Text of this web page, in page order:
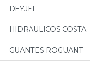
DEYJEL
HIDRAULICOS COSTA
GUANTES ROGUANT